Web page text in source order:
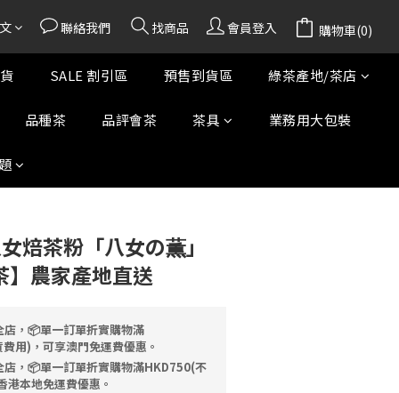
聯絡我們 找商品 會員登入 購物車(0)
SALE 割引區 預售到貨區 綠茶產地/茶店
品種茶 品評會茶 茶具 業務用大包裝
焙茶粉「八女の薫」
】農家產地直送
，📦單一訂單折實購物滿
用)，可享澳門免運費優惠。
，📦單一訂單折實購物滿HKD750(不
港本地免運費優惠。